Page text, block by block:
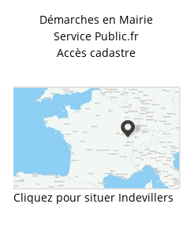
Démarches en Mairie
Service Public.fr
Accès cadastre
Cliquez pour situer Indevillers